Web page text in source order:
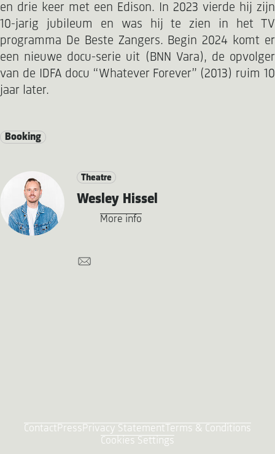
en drie keer met een Edison. In 2023 vierde hij zijn
10-jarig jubileum en was hij te zien in het TV
programma De Beste Zangers. Begin 2024 komt er
een nieuwe docu-serie uit (BNN Vara), de opvolger
van de IDFA docu “Whatever Forever” (2013) ruim 10
jaar later.
Booking
Theatre
Wesley Hissel
More info
ContactPressPrivacy StatementTerms & Conditions
Cookies Settings